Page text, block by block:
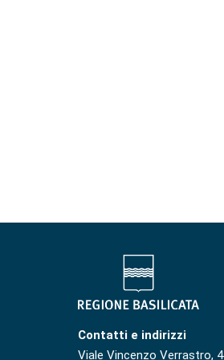
Contatti e indirizzi
Viale Vincenzo Verrastro, 4